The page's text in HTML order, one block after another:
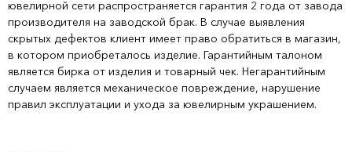
ювелирной сети распространяется гарантия 2 года от завода
производителя на заводской брак. В случае выявления
скрытых дефектов клиент имеет право обратиться в магазин,
в котором приобреталось изделие. Гарантийным талоном
является бирка от изделия и товарный чек. Негарантийным
случаем является механическое повреждение, нарушение
правил эксплуатации и ухода за ювелирным украшением.